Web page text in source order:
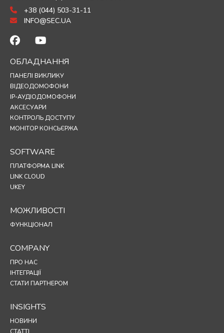
+38 (044) 503-31-11
INFO@SEC.UA
ОБЛАДНАННЯ
ПАНЕЛІ ВИКЛИКУ
ВІДЕОДОМОФОНИ
IP-АУДІОДОМОФОНИ
АКСЕСУАРИ
КОНТРОЛЬ ДОСТУПУ
МОНІТОР КОНСЬЄРЖА
SOFTWARE
ПЛАТФОРМА LINK
LINK CLOUD
UKEY
МОЖЛИВОСТІ
ФУНКЦІОНАЛ
COMPANY
ПРО НАС
ІНТЕГРАЦІЇ
СТАТИ ПАРТНЕРОМ
INSIGHTS
НОВИНИ